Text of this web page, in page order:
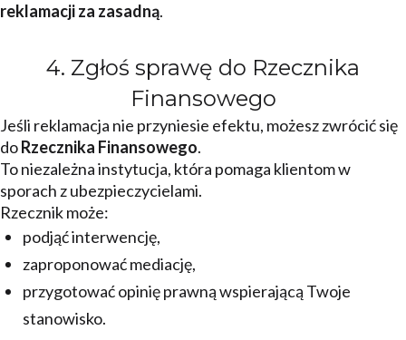
reklamacji za zasadną.
4. Zgłoś sprawę do Rzecznika
Finansowego
Jeśli reklamacja nie przyniesie efektu, możesz zwrócić się
doRzecznika Finansowego.
To niezależna instytucja, która pomaga klientom w
sporach z ubezpieczycielami.
Rzecznik może:
podjąć interwencję,
zaproponować mediację,
przygotować opinię prawną wspierającą Twoje
stanowisko.